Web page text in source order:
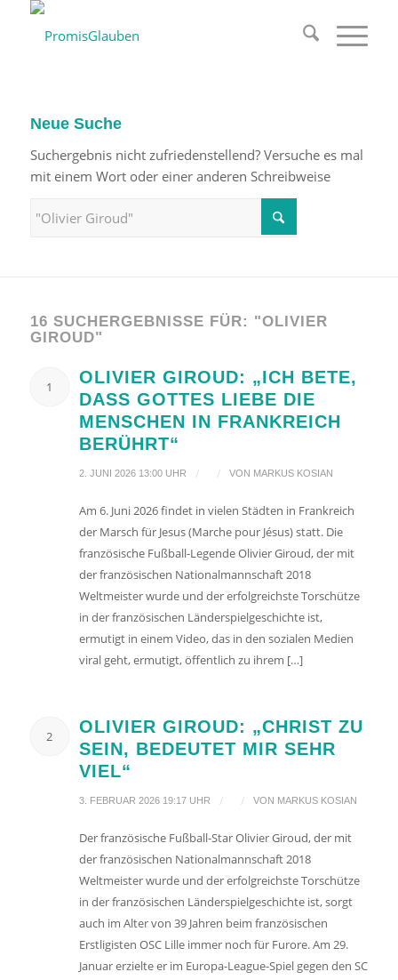
Neue Suche
Suchergebnis nicht zufriedenstellend? Versuche es mal
mit einem Wort oder einer anderen Schreibweise
16 SUCHERGEBNISSE FÜR: "OLIVIER
GIROUD"
1
OLIVIER GIROUD: „ICH BETE,
DASS GOTTES LIEBE DIE
MENSCHEN IN FRANKREICH
BERÜHRT“
2. JUNI 2026 13:00 UHR / / VON MARKUS KOSIAN
Am 6. Juni 2026 findet in vielen Städten in Frankreich
der Marsch für Jesus (Marche pour Jésus) statt. Die
französische Fußball-Legende Olivier Giroud, der mit
der französischen Nationalmannschaft 2018
Weltmeister wurde und der erfolgreichste Torschütze
in der französischen Länderspielgeschichte ist,
ermutigt in einem Video, das in den sozialen Medien
viral geht, ermutigt, öffentlich zu ihrem […]
2
OLIVIER GIROUD: „CHRIST ZU
SEIN, BEDEUTET MIR SEHR
VIEL“
3. FEBRUAR 2026 19:17 UHR / / VON MARKUS KOSIAN
Der französische Fußball-Star Olivier Giroud, der mit
der französischen Nationalmannschaft 2018
Weltmeister wurde und der erfolgreichste Torschütze
in der französischen Länderspielgeschichte ist, sorgt
auch im Alter von 39 Jahren beim französischen
Erstligisten OSC Lille immer noch für Furore. Am 29.
Januar erzielte er im Europa-League-Spiel gegen den SC